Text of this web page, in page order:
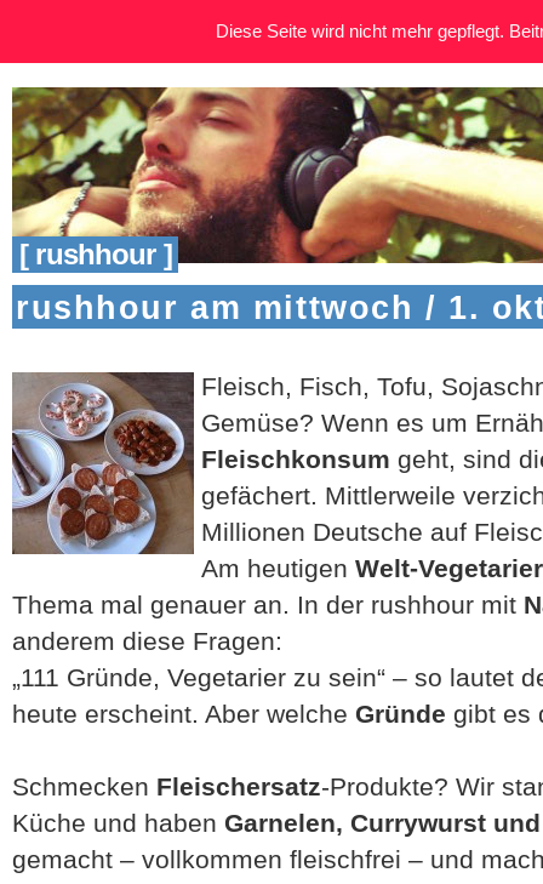
[ rushhour ]
rushhour am mittwoch / 1.
Fleisch, Fisch, Tofu,
Gemüse? Wenn es um
Fleischkonsum geht, sind
gefächert. Mittlerweile
Millionen Deutsche auf
Am heutigen Welt-
Thema mal genauer an. In der rushhour mit
anderem diese Fragen:
„111 Gründe, Vegetarier zu sein“ – so lautet
heute erscheint. Aber welche Gründe gibt es
Schmecken Fleischersatz-Produkte? Wir
Küche und haben Garnelen, Currywurst
gemacht – vollkommen fleischfrei – und
Diese Seite wird nicht mehr gepflegt.